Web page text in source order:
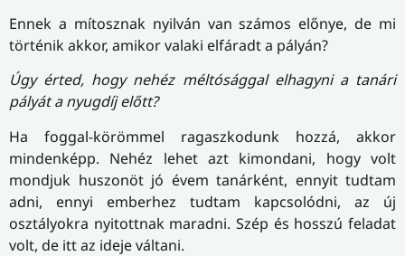
Ennek a mítosznak nyilván van számos előnye, de mi
történik akkor, amikor valaki elfáradt a pályán?
Úgy érted, hogy nehéz méltósággal elhagyni a tanári
pályát a nyugdíj előtt?
Ha foggal-körömmel ragaszkodunk hozzá, akkor
mindenképp. Nehéz lehet azt kimondani, hogy volt
mondjuk huszonöt jó évem tanárként, ennyit tudtam
adni, ennyi emberhez tudtam kapcsolódni, az új
osztályokra nyitottnak maradni. Szép és hosszú feladat
volt, de itt az ideje váltani.